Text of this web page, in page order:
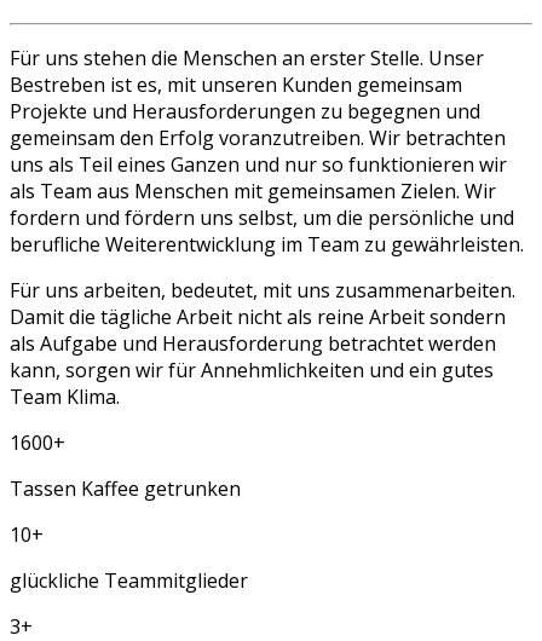
Für uns stehen die Menschen an erster Stelle. Unser
Bestreben ist es, mit unseren Kunden gemeinsam
Projekte und Herausforderungen zu begegnen und
gemeinsam den Erfolg voranzutreiben. Wir betrachten
uns als Teil eines Ganzen und nur so funktionieren wir
als Team aus Menschen mit gemeinsamen Zielen. Wir
fordern und fördern uns selbst, um die persönliche und
berufliche Weiterentwicklung im Team zu gewährleisten.
Für uns arbeiten, bedeutet, mit uns zusammenarbeiten.
Damit die tägliche Arbeit nicht als reine Arbeit sondern
als Aufgabe und Herausforderung betrachtet werden
kann, sorgen wir für Annehmlichkeiten und ein gutes
Team Klima.
1600+
Tassen Kaffee getrunken
10+
glückliche Teammitglieder
3+